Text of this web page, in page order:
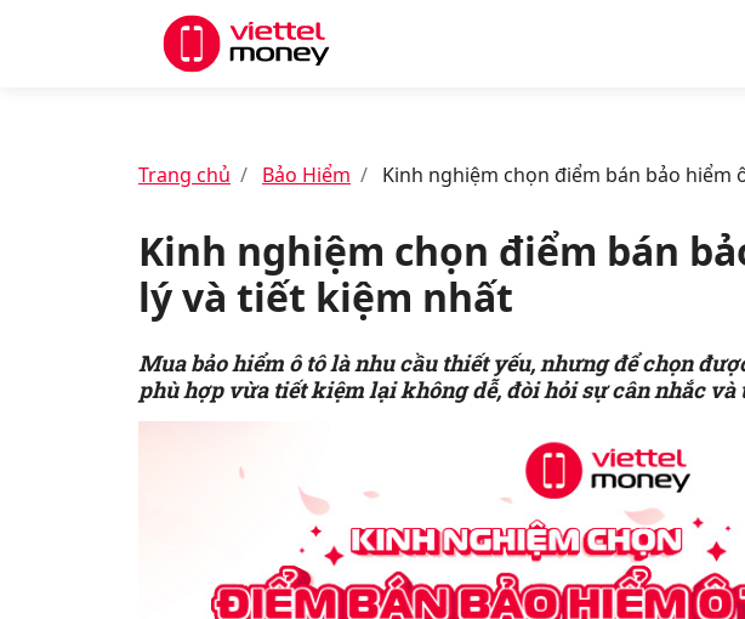
Trang chủ Bảo Hiểm Kinh nghiệm chọn điểm bán bảo hiểm
Kinh nghiệm chọn điểm bán
lý và tiết kiệm nhất
Mua bảo hiểm ô tô là nhu cầu thiết yếu, nhưng để chọn
phù hợp vừa tiết kiệm lại không dễ, đòi hỏi sự cân nhắc